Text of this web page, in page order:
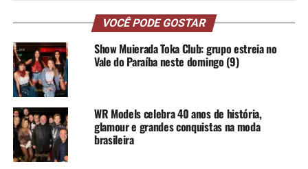
VOCÊ PODE GOSTAR
Show Muierada Toka Club: grupo estreia no
Vale do Paraíba neste domingo (9)
WR Models celebra 40 anos de história,
glamour e grandes conquistas na moda
brasileira